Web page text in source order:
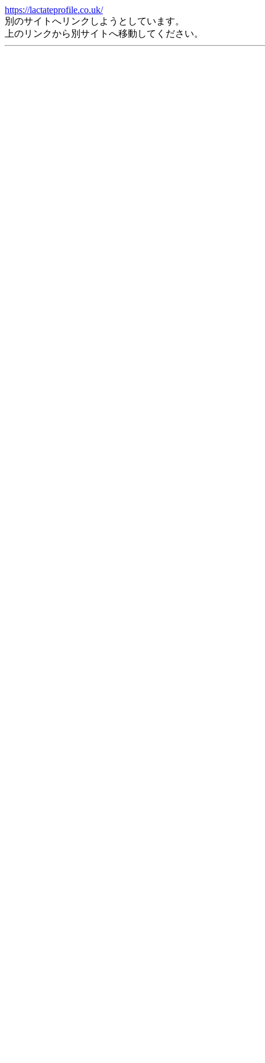
https://lactateprofile.co.uk/
別のサイトへリンクしようとしています。
上のリンクから別サイトへ移動してください。